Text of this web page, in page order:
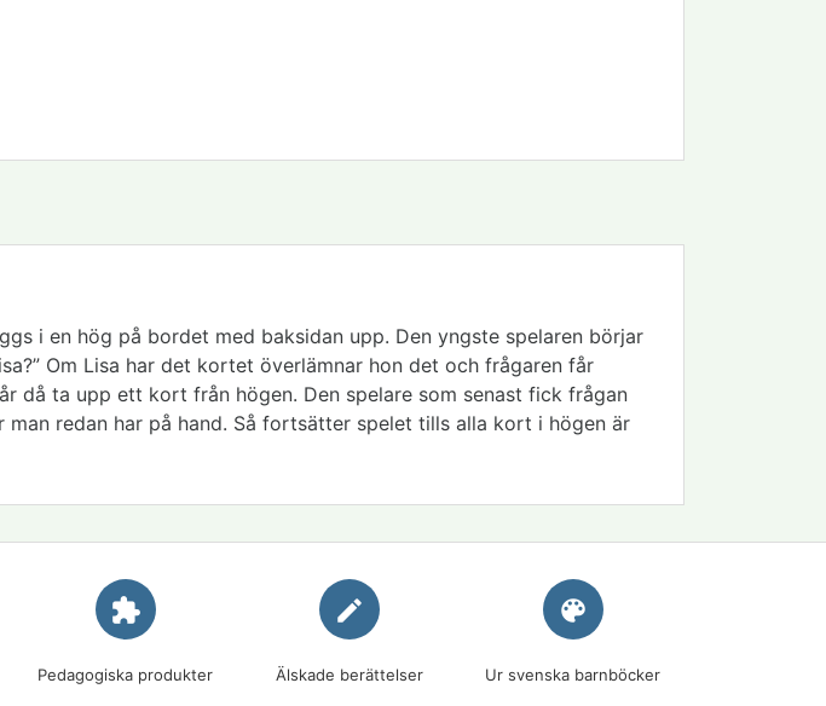
i en hög på bordet med baksidan upp. Den yngste spelaren börjar
Om Lisa har det kortet överlämnar hon det och frågaren får
då ta upp ett kort från högen. Den spelare som senast fick frågan
redan har på hand. Så fortsätter spelet tills alla kort i högen är
extension
Pedagogiska produkter
edit
Älskade berättelser
palette
Ur svenska barnböcker